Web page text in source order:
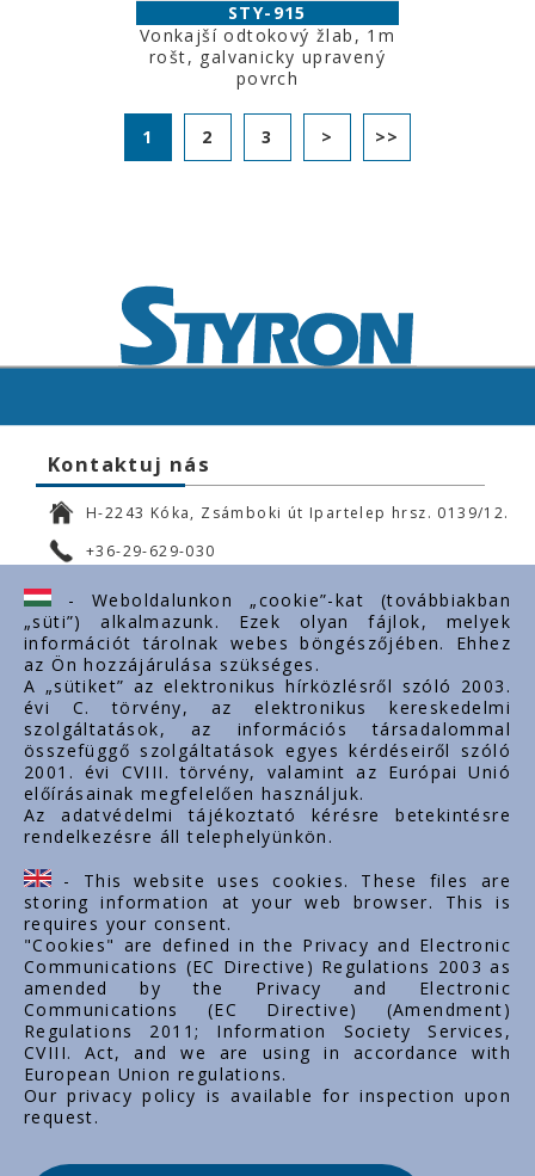
STY-915
Vonkajší odtokový žlab, 1m
rošt, galvanicky upravený
povrch
1 2 3 > >>
Kontaktuj nás
H-2243 Kóka, Zsámboki út Ipartelep hrsz. 0139/12.
+36-29-629-030
ertekesites@styron.hu
export@styron.hu
www.styron.hu
Doležité linky
O nás
Dokumenty
Kontakt
Kariéra
- Weboldalunkon „cookie”-kat (továbbiakban
„süti”) alkalmazunk. Ezek olyan fájlok, melyek
információt tárolnak webes böngészőjében. Ehhez
az Ön hozzájárulása szükséges.
A „sütiket” az elektronikus hírközlésről szóló 2003.
évi C. törvény, az elektronikus kereskedelmi
szolgáltatások, az információs társadalommal
összefüggő szolgáltatások egyes kérdéseiről szóló
2001. évi CVIII. törvény, valamint az Európai Unió
előírásainak megfelelően használjuk.
Az adatvédelmi tájékoztató kérésre betekintésre
rendelkezésre áll telephelyünkön.
- This website uses cookies. These files are
storing information at your web browser. This is
requires your consent.
"Cookies" are defined in the Privacy and Electronic
Communications (EC Directive) Regulations 2003 as
amended by the Privacy and Electronic
Communications (EC Directive) (Amendment)
Regulations 2011; Information Society Services,
CVIII. Act, and we are using in accordance with
European Union regulations.
Our privacy policy is available for inspection upon
request.